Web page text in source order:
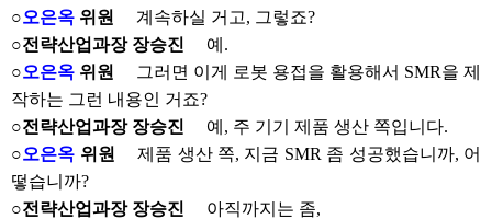
○오은옥 위원
계속하실 거고, 그렇죠?
○전략산업과장 장승진
예.
○오은옥 위원
그러면 이게 로봇 용접을 활용해서 SMR을 제
작하는 그런 내용인 거죠?
○전략산업과장 장승진
예, 주 기기 제품 생산 쪽입니다.
○오은옥 위원
제품 생산 쪽, 지금 SMR 좀 성공했습니까, 어
떻습니까?
○전략산업과장 장승진
아직까지는 좀,